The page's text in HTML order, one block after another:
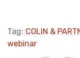
Tag: COLIN &
webinar